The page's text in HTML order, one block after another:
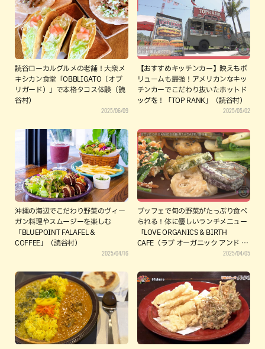
読谷ローカルグルメの老舗！大衆メ
キシカン食堂「OBBLIGATO（オブ
リガード）」で本格タコス体験（読
谷村）
2025/06/09
【おすすめキッチンカー】映えもボ
リュームも最強！アメリカンなキッ
チンカーでこだわり抜いたホットド
ッグを！「TOP RANK」（読谷村）
2025/05/02
沖縄の海辺でこだわり野菜のヴィー
ガン料理やスムージーを楽しむ
「BLUEPOINT FALAFEL &
COFFEE」（読谷村）
2025/04/16
ブッフェで旬の野菜がたっぷり食べ
られる！体に優しいランチメニュー
「LOVE ORGANICS & BIRTH
CAFE（ラブ オーガニック アンド バ
2025/04/05